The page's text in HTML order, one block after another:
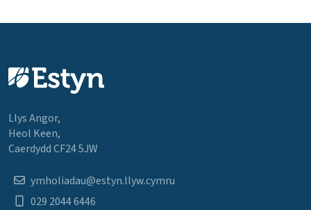
Llys Angor,
Heol Keen,
Caerdydd CF24 5JW
ymholiadau@estyn.llyw.cymru
029 2044 6446